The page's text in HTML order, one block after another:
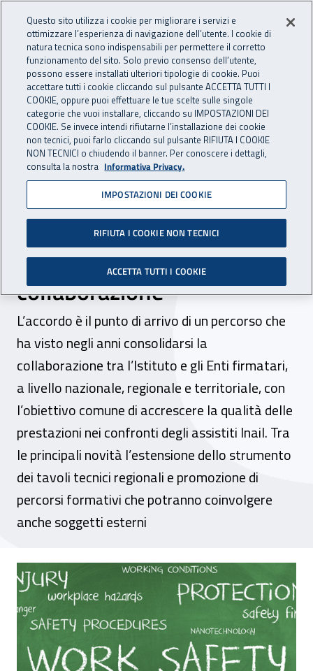
INAIL - Istituto Nazionale
Apri cerca
Navigazione principale
Navigazione - Ti trovi in:
Home Inail comunica News
28 febbraio 2019
Inail Piemonte e Istituti di
patronato siglano un
protocollo per rafforzare la
collaborazione
L’accordo è il punto di arrivo di un percorso che
ha visto negli anni consolidarsi la
collaborazione tra l’Istituto e gli Enti firmatari,
a livello nazionale, regionale e territoriale, con
l’obiettivo comune di accrescere la qualità delle
prestazioni nei confronti degli assistiti Inail. Tra
le principali novità l’estensione dello strumento
dei tavoli tecnici regionali e promozione di
percorsi formativi che potranno coinvolgere
anche soggetti esterni
Inail Piemonte e Istituti di patronato
Questo sito utilizza i cookie per migliorare i servizi e
ottimizzare l’esperienza di navigazione dell’utente. I cookie di
natura tecnica sono indispensabili per permettere il corretto
funzionamento del sito. Solo previo consenso dell’utente,
possono essere installati ulteriori tipologie di cookie. Puoi
accettare tutti i cookie cliccando sul pulsante ACCETTA TUTTI I
COOKIE, oppure puoi effettuare le tue scelte sulle singole
categorie che vuoi installare, cliccando su IMPOSTAZIONI DEI
COOKIE. Se invece intendi rifiutarne l’installazione dei cookie
non tecnici, puoi farlo cliccando sul pulsante RIFIUTA I COOKIE
NON TECNICI o chiudendo il banner. Per conoscere i dettagli,
consulta la nostra Informativa Privacy.
IMPOSTAZIONI DEI COOKIE
RIFIUTA I COOKIE NON TECNICI
ACCETTA TUTTI I COOKIE